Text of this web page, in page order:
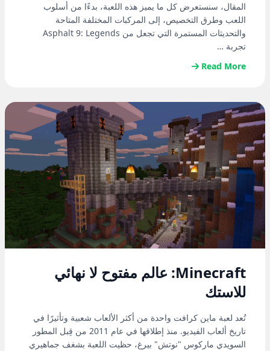
المقال، سنستعرض كل ما يميز هذه اللعبة، بدءًا من أسلوب
اللعب وطرق التخصيص، إلى المركبات المختلفة المتاحة
والتحديثات المستمرة التي تجعل من Asphalt 9: Legends
تجربة …
Read More
Minecraft: عالم مفتوح لا نهائي
للاستك
تُعد لعبة ماين كرافت واحدة من أكثر الألعاب شعبية وتأثيرًا في
تاريخ ألعاب الفيديو. منذ إطلاقها في عام 2011 من قِبل المطور
السويدي ماركوس "نوتش" بيرغ، حظيت اللعبة بشغف جماهيري